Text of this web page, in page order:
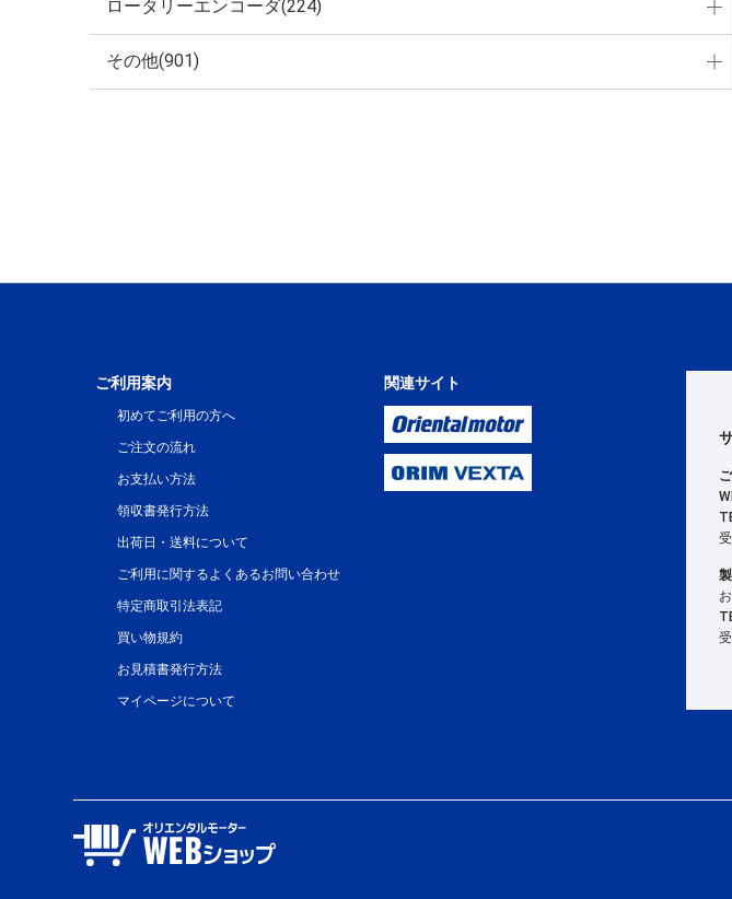
ロータリーエンコーダ(224)
その他(901)
ご利用案内
初めてご利用の方へ
ご注文の流れ
お支払い方法
領収書発行方法
出荷日・送料について
ご利用に関するよくあるお問い合わせ
特定商取引法表記
買い物規約
お見積書発行方法
マイページについて
関連サイト